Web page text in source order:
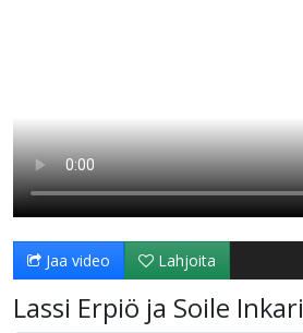
Jaa video Lahjoita
Lassi Erpiö ja Soile Inkari